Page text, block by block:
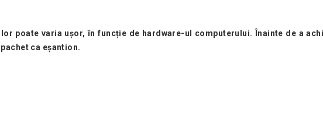
poate varia ușor, în funcție de hardware-ul computerului. Înainte de a
ca eșantion.